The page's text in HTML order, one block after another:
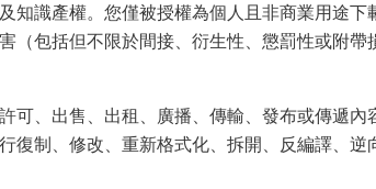
知識產權。您僅被授權為個人且非商業用途下
（包括但不限於間接、衍生性、懲罰性或附帶
可、出售、出租、廣播、傳輸、發布或傳遞內
復制、修改、重新格式化、拆開、反編譯、逆